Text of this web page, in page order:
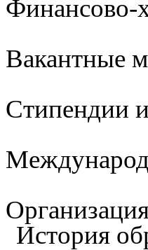
Финансово-
Вакантные
Стипендии
История